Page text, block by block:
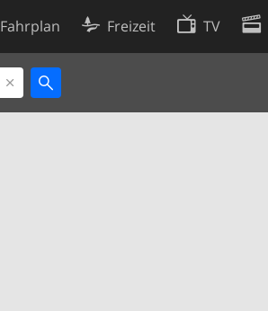
Fahrplan Freizeit TV
Cookie-Richtlinie
Cookie-Einstellungen